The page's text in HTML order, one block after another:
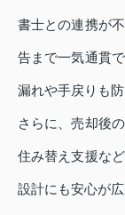
書士との連携が
告まで一気通貫
漏れや手戻りも防
さらに、売却後
住み替え支援な
設計にも安心が広